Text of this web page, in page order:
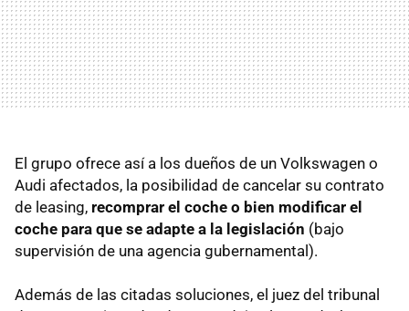
El grupo ofrece así a los dueños de un Volkswagen o
Audi afectados, la posibilidad de cancelar su contrato
de leasing, recomprar el coche o bien modificar el
coche para que se adapte a la legislación (bajo
supervisión de una agencia gubernamental).
Además de las citadas soluciones, el juez del tribunal